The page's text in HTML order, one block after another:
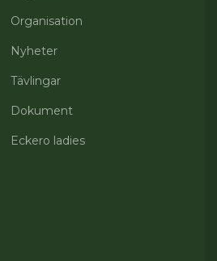
Organisation
Nyheter
Tävlingar
Dokument
Eckero ladies